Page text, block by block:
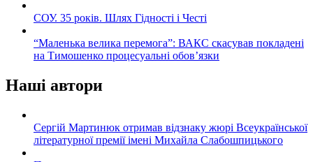
СОУ. 35 років. Шлях Гідності і Честі
“Маленька велика перемога”: ВАКС скасував покладені
на Тимошенко процесуальні обов’язки
Наші автори
Сергій Мартинюк отримав відзнаку жюрі Всеукраїнської
літературної премії імені Михайла Слабошпицького